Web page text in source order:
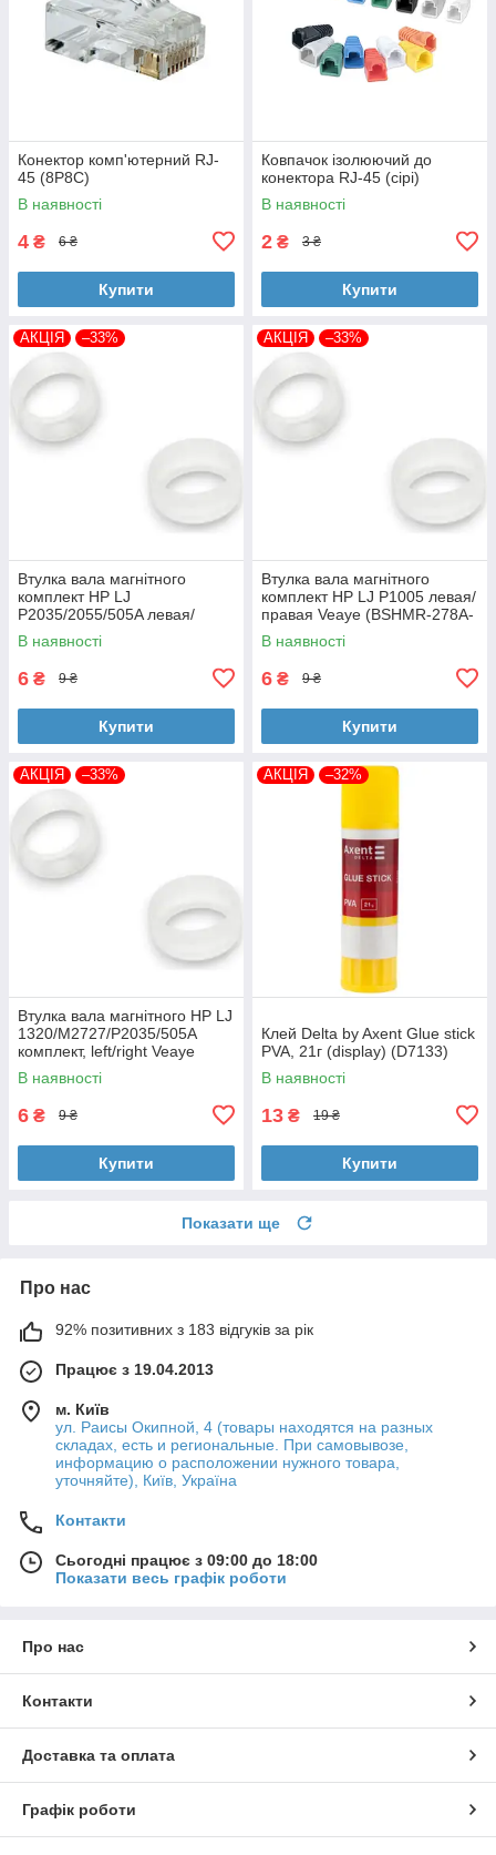
Конектор комп'ютерний RJ-
45 (8P8C)
В наявності
4 ₴ 6 ₴
Купити
Ковпачок ізолюючий до
конектора RJ-45 (сірі)
В наявності
2 ₴ 3 ₴
Купити
АКЦІЯ –33%
Втулка вала магнітного
комплект HP LJ
P2035/2055/505A левая/
правая Veaye (BSHMR-505A-
VE)
В наявності
6 ₴ 9 ₴
Купити
АКЦІЯ –33%
Втулка вала магнітного
комплект HP LJ P1005 левая/
правая Veaye (BSHMR-278A-
VE)
В наявності
6 ₴ 9 ₴
Купити
АКЦІЯ –33%
Втулка вала магнітного HP LJ
1320/M2727/P2035/505A
комплект, left/right Veaye
(BSHMR-505U-VE)
В наявності
6 ₴ 9 ₴
Купити
АКЦІЯ –32%
Клей Delta by Axent Glue stick
PVA, 21г (display) (D7133)
В наявності
13 ₴ 19 ₴
Купити
Показати ще
Про нас
92% позитивних з 183 відгуків за рік
Працює з 19.04.2013
м. Київ
ул. Раисы Окипной, 4 (товары находятся на разных
складах, есть и региональные. При самовывозе,
информацию о расположении нужного товара,
уточняйте), Київ, Україна
Контакти
Сьогодні працює з 09:00 до 18:00
Показати весь графік роботи
Про нас
Контакти
Доставка та оплата
Графік роботи